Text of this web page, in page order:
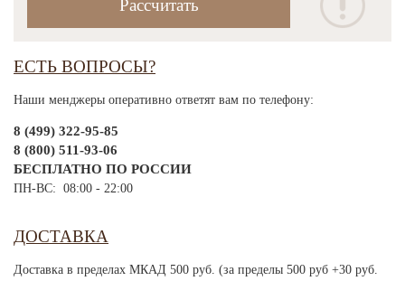
ЕСТЬ ВОПРОСЫ?
Наши менджеры оперативно ответят вам по телефону:
8 (499) 322-95-85
8 (800) 511-93-06
БЕСПЛАТНО ПО РОССИИ
ПН-ВС: 08:00 - 22:00
ДОСТАВКА
Доставка в пределах МКАД 500 руб. (за пределы 500 руб +30 руб.